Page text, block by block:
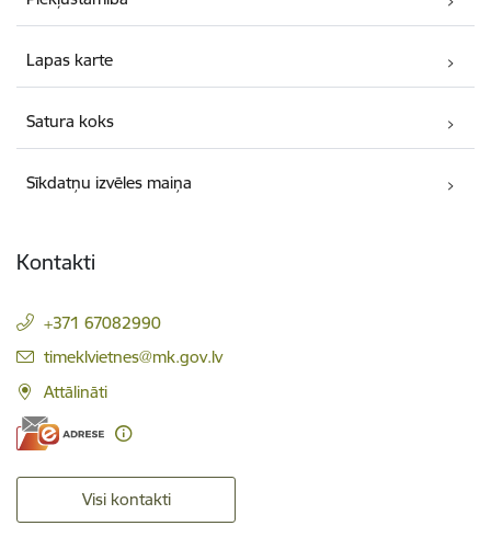
Lapas karte
Satura koks
Sīkdatņu izvēles maiņa
Kontakti
+371 67082990
E-pasts:
timeklvietnes@mk.gov.lv
Attālināti
Visi kontakti